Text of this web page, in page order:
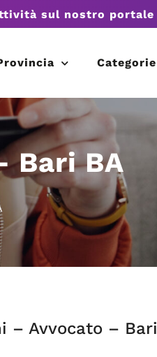
sul nostro portale
Categorie
Bari BA
– Avvocato – Bari